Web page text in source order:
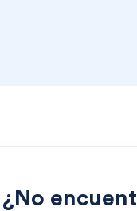
¿No